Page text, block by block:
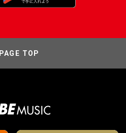
PAGE TOP